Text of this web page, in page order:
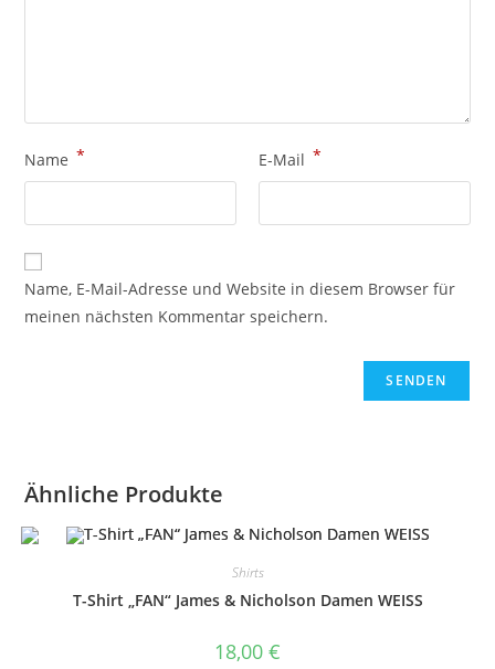
Name * E-Mail *
Name, E-Mail-Adresse und Website in diesem Browser für
meinen nächsten Kommentar speichern.
Ähnliche Produkte
Shirts
T-Shirt „FAN“ James & Nicholson Damen WEISS
18,00 €